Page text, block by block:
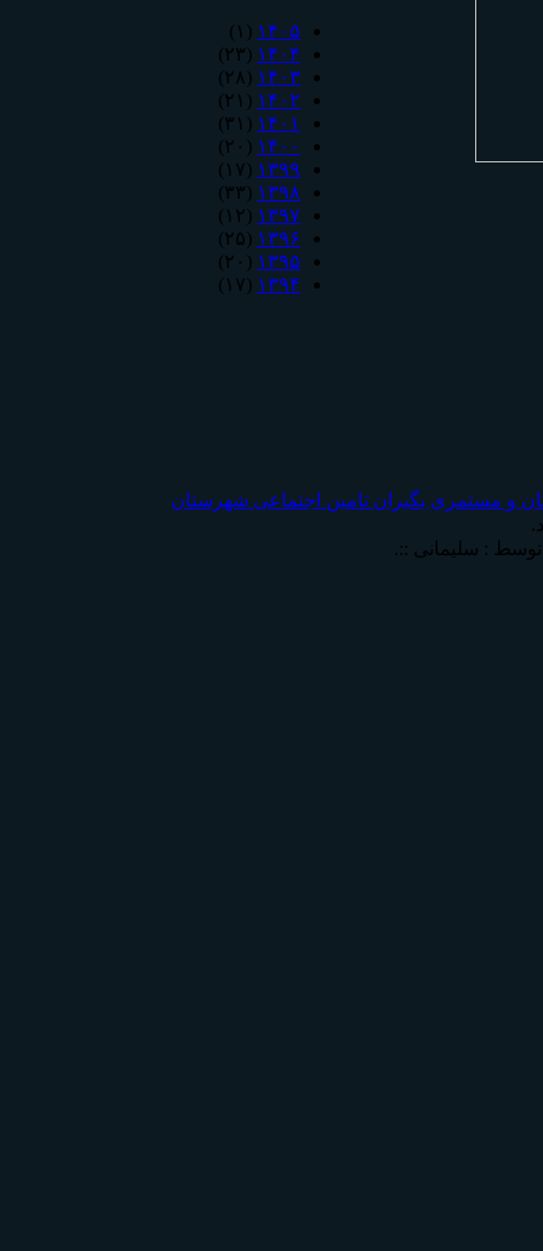
۱۴۰۵ (۱)
۱۴۰۴ (۲۳)
۱۴۰۳ (۲۸)
۱۴۰۲ (۲۱)
۱۴۰۱ (۳۱)
۱۴۰۰ (۲۰)
۱۳۹۹ (۱۷)
۱۳۹۸ (۳۳)
۱۳۹۷ (۱۲)
۱۳۹۶ (۲۵)
۱۳۹۵ (۲۰)
۱۳۹۴ (۱۷)
و مستمری بگیران تامين اجتماعی شهرستان